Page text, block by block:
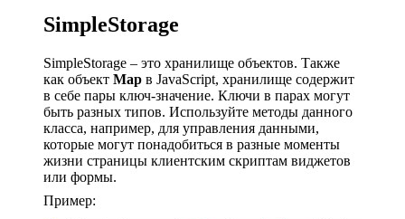
SimpleStorage
SimpleStorage – это хранилище объектов. Также
как объект Map в JavaScript, хранилище содержит
в себе пары ключ-значение. Ключи в парах могут
быть разных типов. Используйте методы данного
класса, например, для управления данными,
которые могут понадобиться в разные моменты
жизни страницы клиентским скриптам виджетов
или формы.
Пример: